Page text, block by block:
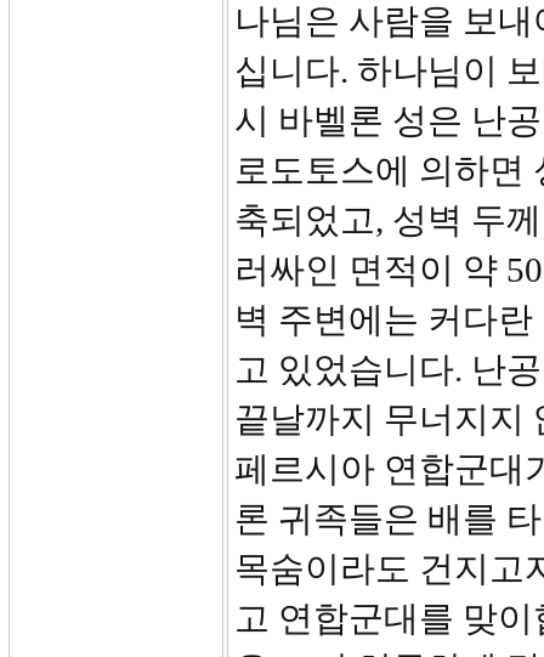
나님은 사람을 보
십니다. 하나님이
시 바벨론 성은 난
로도토스에 의하면
축되었고, 성벽 두
러싸인 면적이 약
벽 주변에는 커다
고 있었습니다. 난
끝날까지 무너지지
페르시아 연합군대
론 귀족들은 배를
목숨이라도 건지고
고 연합군대를 맞